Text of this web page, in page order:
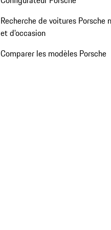
Recherche de voitures Porsche
et d'occasion
Comparer les modèles Porsche